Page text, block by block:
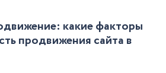
какие факторы
продвижения сайта в